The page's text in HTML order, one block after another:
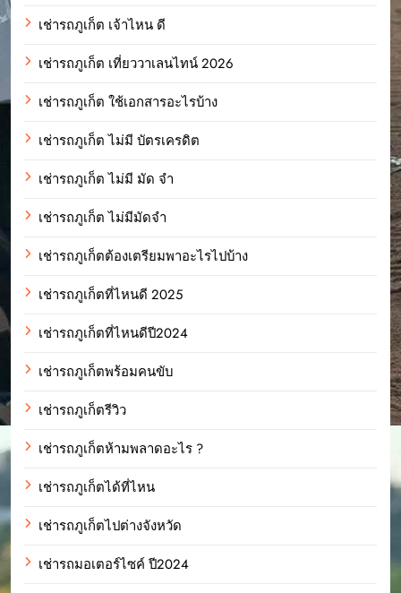
เช่ารถภูเก็ต เจ้าไหน ดี
เช่ารถภูเก็ต เที่ยววาเลนไทน์ 2026
เช่ารถภูเก็ต ใช้เอกสารอะไรบ้าง
เช่ารถภูเก็ต ไม่มี บัตรเครดิต
เช่ารถภูเก็ต ไม่มี มัด จํา
เช่ารถภูเก็ต ไม่มีมัดจำ
เช่ารถภูเก็ตต้องเตรียมพาอะไรไปบ้าง
เช่ารถภูเก็ตที่ไหนดี 2025
เช่ารถภูเก็ตที่ไหนดีปี2024
เช่ารถภูเก็ตพร้อมคนขับ
เช่ารถภูเก็ตรีวิว
เช่ารถภูเก็ตห้ามพลาดอะไร ?
เช่ารถภูเก็ตได้ที่ไหน
เช่ารถภูเก็ตไปต่างจังหวัด
เช่ารถมอเตอร์ไซค์ ปี2024